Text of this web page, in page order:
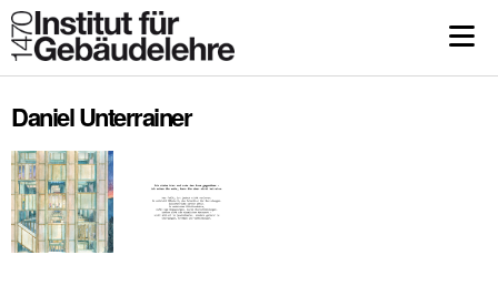
Daniel Unterrainer